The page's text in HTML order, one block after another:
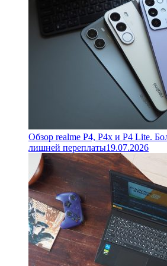
Обзор realme P4, P4x и P4 Lite.
лишней переплаты19.07.2026